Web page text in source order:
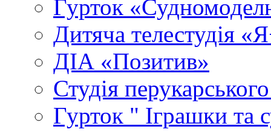
Гурток
Дитяча телестудія
ДІА «Позитив»
Студія
Гурток " Іграшки та